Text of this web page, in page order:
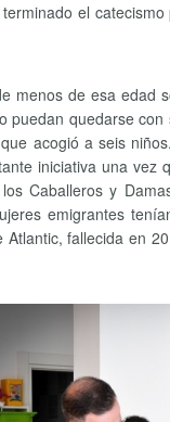
el
menos de esa edad
quedarse
acogió a seis
iniciativa una vez
Caballeros y
emigrantes
fallecida en